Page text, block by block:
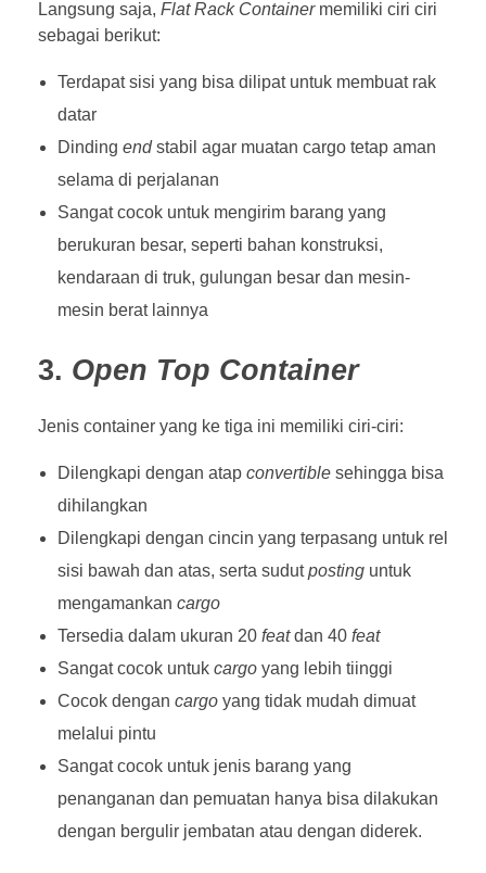
Langsung saja, Flat Rack Container memiliki ciri ciri
sebagai berikut:
Terdapat sisi yang bisa dilipat untuk membuat rak
datar
Dinding endstabil agar muatan cargo tetap aman
selama di perjalanan
Sangat cocok untuk mengirim barang yang
berukuran besar, seperti bahan konstruksi,
kendaraan di truk, gulungan besar dan mesin-
mesin berat lainnya
3. Open Top Container
Jenis container yang ke tiga ini memiliki ciri-ciri:
Dilengkapi dengan atap convertiblesehingga bisa
dihilangkan
Dilengkapi dengan cincin yang terpasang untuk rel
sisi bawah dan atas, serta sudutpostinguntuk
mengamankan cargo
Tersedia dalam ukuran 20 featdan 40 feat
Sangat cocok untuk cargoyang lebih tiinggi
Cocok dengan cargoyang tidak mudah dimuat
melalui pintu
Sangat cocok untuk jenis barang yang
penanganan dan pemuatan hanya bisa dilakukan
dengan bergulir jembatan atau dengan diderek.